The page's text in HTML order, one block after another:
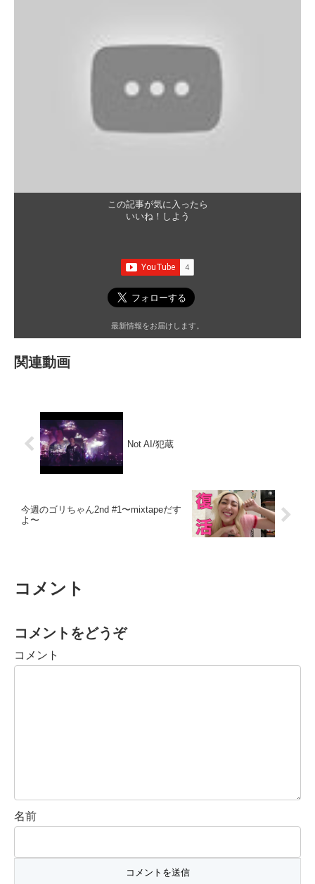
この記事が気に入ったら
いいね！しよう
最新情報をお届けします。
関連動画
Not AI/犯蔵
今週のゴリちゃん2nd #1〜mixtapeだす
よ〜
コメント
コメントをどうぞ
コメント
名前